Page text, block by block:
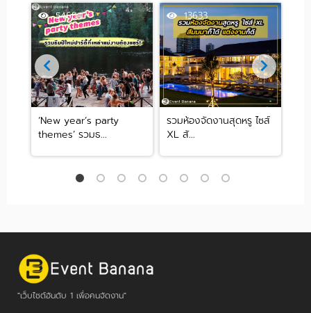
54684
‘New year’s party
themes’ รวมธ...
13633
รวมห้องจัดงานสุดหรู ไซส์
XL สั...
"เว็บไซต์อันดับ 1 เพื่อคนจัดงาน"